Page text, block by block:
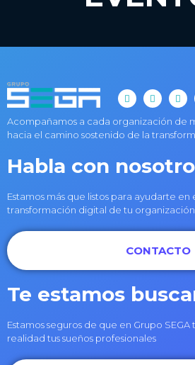
Acompañamos a cada organización de
hacia el camino sostenido de la
Habla con
Estamos más que listos para ayudarte
transformación digital de tu organización
CONTACTO
Te estamos
Estamos seguros de que en Grupo
realidad tus sueños profesionales